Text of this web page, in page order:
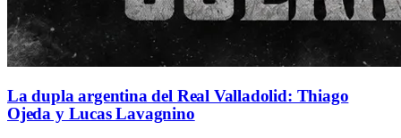
La dupla argentina del Real Valladolid: Thiago
Ojeda y Lucas Lavagnino